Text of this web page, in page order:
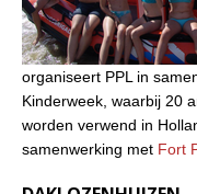
organiseert PPL in
Kinderweek, waarbij 20
worden verwend in
samenwerking met Fort